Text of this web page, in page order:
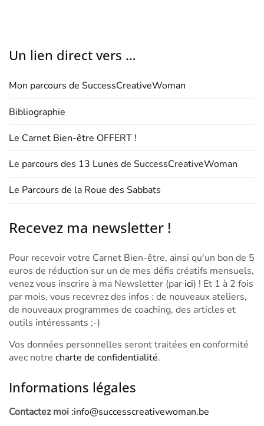
Un lien direct vers …
Mon parcours de SuccessCreativeWoman
Bibliographie
Le Carnet Bien-être OFFERT !
Le parcours des 13 Lunes de SuccessCreativeWoman
Le Parcours de la Roue des Sabbats
Recevez ma newsletter !
Pour recevoir votre Carnet Bien-être, ainsi qu'un bon de 5
euros de réduction sur un de mes défis créatifs mensuels,
venez vous inscrire à ma Newsletter (par ici) ! Et 1 à 2 fois
par mois, vous recevrez des infos : de nouveaux ateliers,
de nouveaux programmes de coaching, des articles et
outils intéressants ;-)
Vos données personnelles seront traitées en conformité
avec notre charte de confidentialité.
Informations légales
Contactez moi :info@successcreativewoman.be